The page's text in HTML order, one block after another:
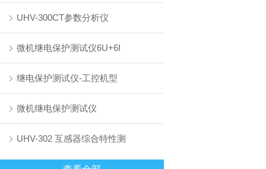
UHV-300CT参数分析仪
微机继电保护测试仪6U+6I
继电保护测试仪-工控机型
微机继电保护测试仪
UHV-302 互感器综合特性测